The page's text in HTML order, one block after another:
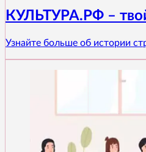
КУЛЬТУРА.РФ –
Узнайте больше об истории